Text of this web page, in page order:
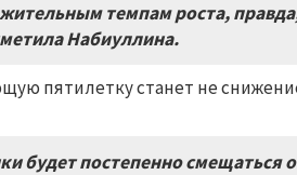
темпам роста,
Набиуллина.
пятилетку станет не
будет постепенно смещаться